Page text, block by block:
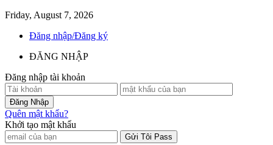
Friday, August 7, 2026
Đăng nhập/Đăng ký
ĐĂNG NHẬP
Đăng nhập tài khoản
Quên mật khẩu?
Khởi tạo mật khẩu